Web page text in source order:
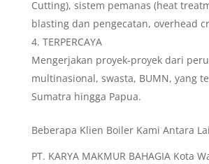
Cutting), sistem pemanas (heat
blasting dan pengecatan, overhead
TERPERCAYA
Mengerjakan proyek-proyek dari
multinasional, swasta, BUMN, yang
Sumatra hingga Papua.
Beberapa Klien Boiler Kami Antara
PT. KARYA MAKMUR BAHAGIA Kota